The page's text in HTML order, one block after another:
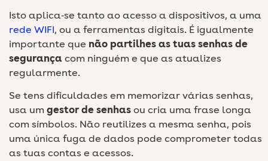
Isto aplica‑se tanto ao acesso a dispositivos, a uma
rede WIFI, ou a ferramentas digitais. É igualmente
importante que não partilhes as tuas senhas de
segurançacom ninguém e que as atualizes
regularmente.
Se tens dificuldades em memorizar várias senhas,
usa um gestor de senhasou cria uma frase longa
com símbolos. Não reutilizes a mesma senha, pois
uma única fuga de dados pode comprometer todas
as tuas contas e acessos.